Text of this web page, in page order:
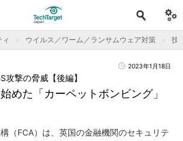
ィ ウイルス／ワーム／ランサムウェア対策 技
2023年1月18日
めた「カーペットボンビング」
攻撃の脅威【後編】
（FCA）は、英国の金融機関のセキュリテ